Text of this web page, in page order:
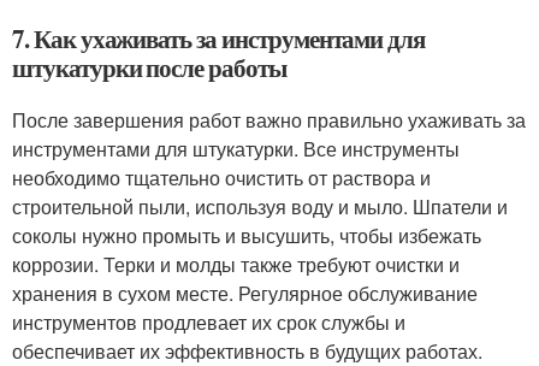
7. Как ухаживать за инструментами для
штукатурки после работы
После завершения работ важно правильно ухаживать за
инструментами для штукатурки. Все инструменты
необходимо тщательно очистить от раствора и
строительной пыли, используя воду и мыло. Шпатели и
соколы нужно промыть и высушить, чтобы избежать
коррозии. Терки и молды также требуют очистки и
хранения в сухом месте. Регулярное обслуживание
инструментов продлевает их срок службы и
обеспечивает их эффективность в будущих работах.